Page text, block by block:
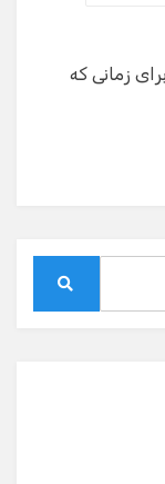
زمانی که